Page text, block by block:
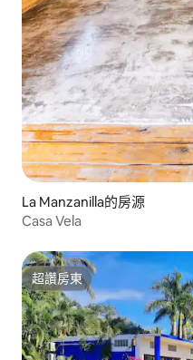
La Manzanilla的房源
Casa Vela
超讚房東
超讚房東